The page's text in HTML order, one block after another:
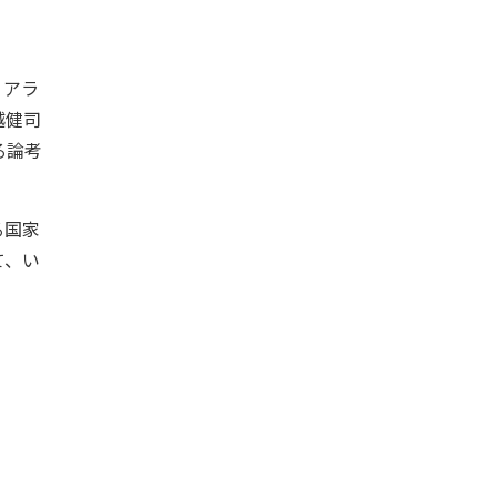
ラ
司
論考
家
い